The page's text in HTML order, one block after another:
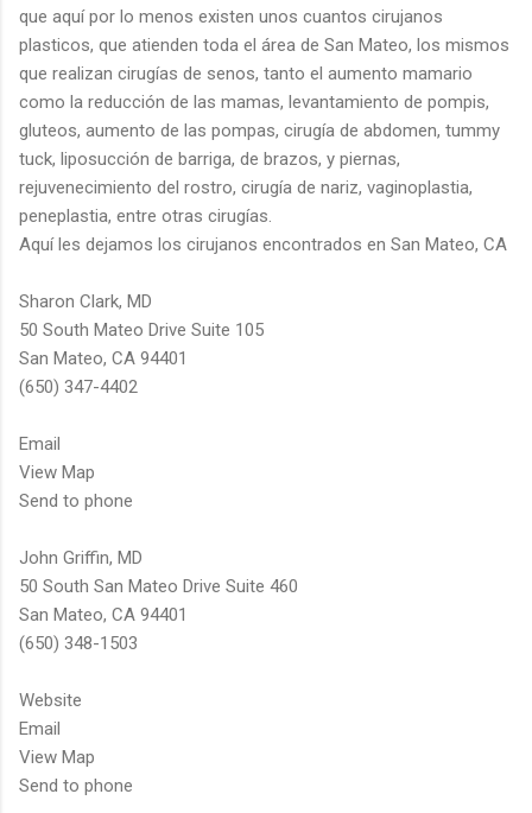
que aquí por lo menos existen unos cuantos cirujanos
plasticos, que atienden toda el área de San Mateo, los mismos
que realizan cirugías de senos, tanto el aumento mamario
como la reducción de las mamas, levantamiento de pompis,
gluteos, aumento de las pompas, cirugía de abdomen, tummy
tuck, liposucción de barriga, de brazos, y piernas,
rejuvenecimiento del rostro, cirugía de nariz, vaginoplastia,
peneplastia, entre otras cirugías.
Aquí les dejamos los cirujanos encontrados en San Mateo, CA
Sharon Clark, MD
50 South Mateo Drive Suite 105
San Mateo, CA 94401
(650) 347-4402
Email
View Map
Send to phone
John Griffin, MD
50 South San Mateo Drive Suite 460
San Mateo, CA 94401
(650) 348-1503
Website
Email
View Map
Send to phone